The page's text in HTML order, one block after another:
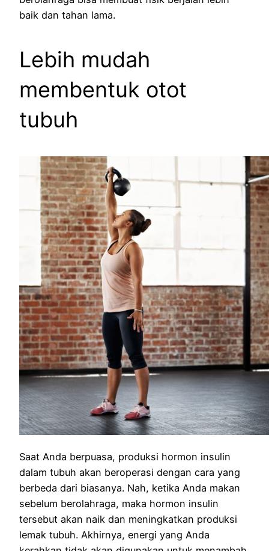
baik dan tahan lama.
Lebih mudah
membentuk otot
tubuh
Saat Anda berpuasa, produksi hormon insulin
dalam tubuh akan beroperasi dengan cara yang
berbeda dari biasanya. Nah, ketika Anda makan
sebelum berolahraga, maka hormon insulin
tersebut akan naik dan meningkatkan produksi
lemak tubuh. Akhirnya, energi yang Anda